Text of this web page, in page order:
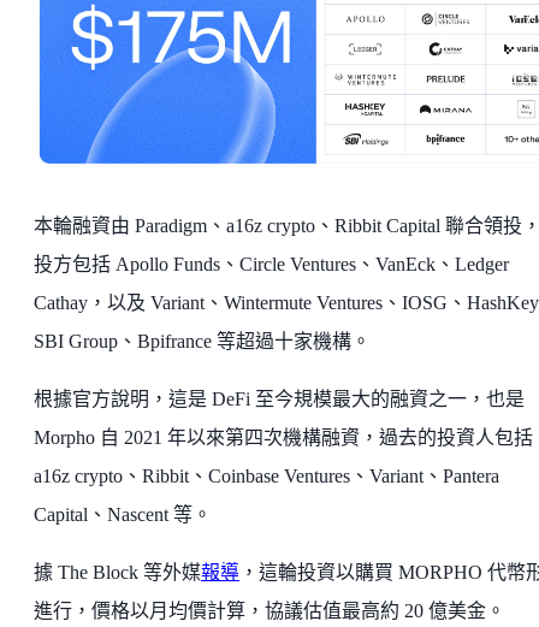
本輪融資由 Paradigm、a16z crypto、Ribbit Capital 聯合領投
投方包括 Apollo Funds、Circle Ventures、VanEck、Ledger
Cathay，以及 Variant、Wintermute Ventures、IOSG、
SBI Group、Bpifrance 等超過十家機構。
根據官方說明，這是 DeFi 至今規模最大的融資之一，也是
Morpho 自 2021 年以來第四次機構融資，過去的投資人包括
a16z crypto、Ribbit、Coinbase Ventures、Variant、Pantera
Capital、Nascent 等。
據 The Block 等外媒報導 ，這輪投資以購買 MORPHO 代幣
進行，價格以月均價計算，協議估值最高約 20 億美金。